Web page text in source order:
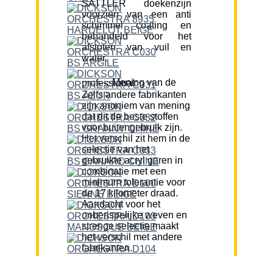
SATTLER doekenzijn
voorzien van een anti
schimmel coating en
behandeld voor het
afstoten van vuil en
water.
Mening van de professional:
Zelfs andere fabrikanten
zijn anoniem van mening
dat dit de beste stoffen
voor buitengebruik zijn.
Het verschil zit hem in de
selectie van het
gebruikte acryl garen in
combinatie met een
minimum tolerantie voor
de 17 kilometer draad.
Aandacht voor het
onberispelijke weven en
strenge selectie maakt
het verschil met andere
fabrikanten.